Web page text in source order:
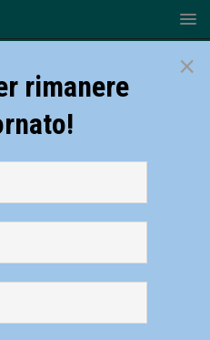
×
rimanere